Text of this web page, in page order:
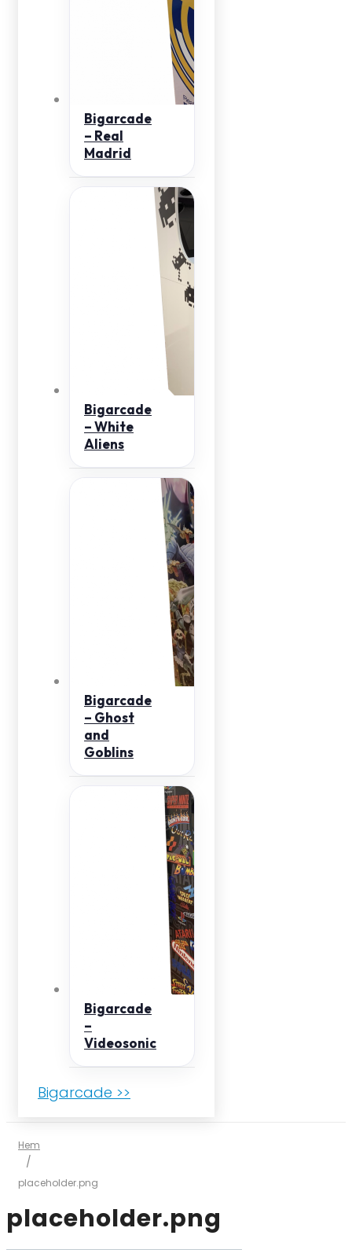
Bigarcade
– Real
Madrid
Bigarcade
– White
Aliens
Bigarcade
– Ghost
and
Goblins
Bigarcade
–
Videosonic
Bigarcade >>
Hem
/
placeholder.png
placeholder.png